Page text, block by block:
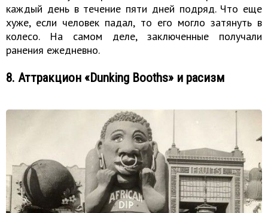
каждый день в течение пяти дней подряд. Что еще
хуже, если человек падал, то его могло затянуть в
колесо. На самом деле, заключенные получали
ранения ежедневно.
8. Аттракцион «Dunking Booths» и расизм